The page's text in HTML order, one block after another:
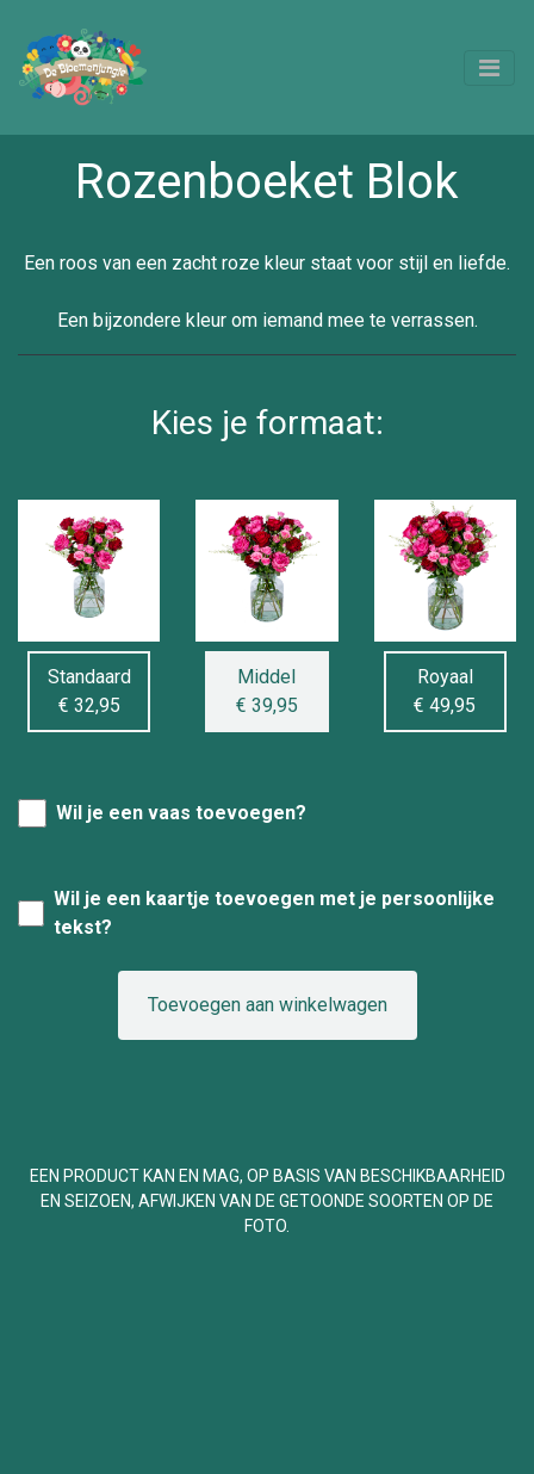
Rozenboeket Blok
Een roos van een zacht roze kleur staat voor stijl en liefde.
Een bijzondere kleur om iemand mee te verrassen.
Kies je formaat:
Standaard
€ 32,95
Middel
€ 39,95
Royaal
€ 49,95
Wil je een vaas toevoegen?
Wil je een kaartje toevoegen met je persoonlijke
tekst?
Toevoegen aan winkelwagen
EEN PRODUCT KAN EN MAG, OP BASIS VAN BESCHIKBAARHEID
EN SEIZOEN, AFWIJKEN VAN DE GETOONDE SOORTEN OP DE
FOTO.